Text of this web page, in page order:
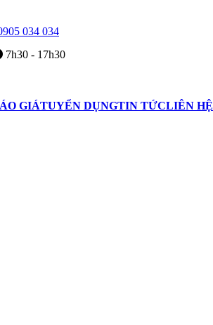
034 034
7h30 - 17h30
GIÁTUYỂN DỤNGTIN TỨCLIÊN HỆ